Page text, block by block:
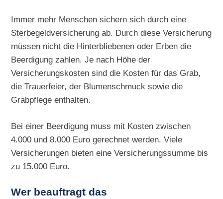
Immer mehr Menschen sichern sich durch eine
Sterbegeldversicherung ab. Durch diese Versicherung
müssen nicht die Hinterbliebenen oder Erben die
Beerdigung zahlen. Je nach Höhe der
Versicherungskosten sind die Kosten für das Grab,
die Trauerfeier, der Blumenschmuck sowie die
Grabpflege enthalten.
Bei einer Beerdigung muss mit Kosten zwischen
4.000 und 8.000 Euro gerechnet werden. Viele
Versicherungen bieten eine Versicherungssumme bis
zu 15.000 Euro.
Wer beauftragt das